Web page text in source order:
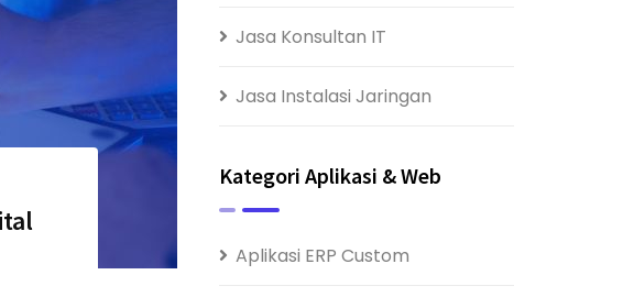
Jasa Konsultan IT
Jasa Instalasi Jaringan
Kategori Aplikasi & Web
Aplikasi ERP Custom